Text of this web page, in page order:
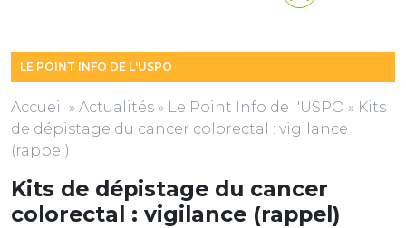
LE POINT INFO DE L'USPO
Accueil » Actualités » Le Point Info de l'USPO » Kits
de dépistage du cancer colorectal : vigilance
(rappel)
Kits de dépistage du cancer
colorectal : vigilance (rappel)